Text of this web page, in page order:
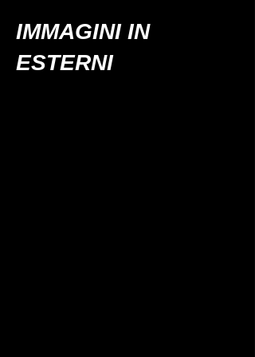
IMMAGINI IN
ESTERNI